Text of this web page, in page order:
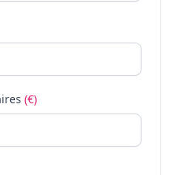
(€)